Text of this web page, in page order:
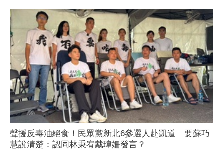
聲援反毒油絕食！民眾黨新北6參選人赴凱道 要蘇巧
慧說清楚：認同林秉宥戴瑋姍發言？